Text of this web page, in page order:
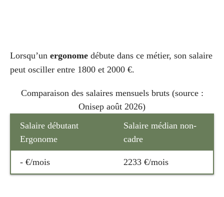
Lorsqu’un ergonome débute dans ce métier, son salaire
peut osciller entre 1800 et 2000 €.
Comparaison des salaires mensuels bruts (source :
Onisep août 2026)
Salaire débutant
Ergonome
Salaire médian non-
cadre
- €/mois 2233 €/mois